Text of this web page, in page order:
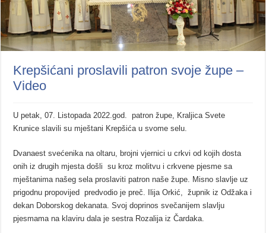
Krepšićani proslavili patron svoje župe –
Video
U petak, 07. Listopada 2022.god. patron župe, Kraljica Svete
Krunice slavili su mještani Krepšića u svome selu.
Dvanaest svećenika na oltaru, brojni vjernici u crkvi od kojih dosta
onih iz drugih mjesta došli su kroz molitvu i crkvene pjesme sa
mještanima našeg sela proslaviti patron naše župe. Misno slavlje uz
prigodnu propovijed predvodio je preč. Ilija Orkić, župnik iz Odžaka i
dekan Doborskog dekanata. Svoj doprinos svečanijem slavlju
pjesmama na klaviru dala je sestra Rozalija iz Čardaka.